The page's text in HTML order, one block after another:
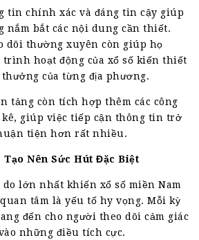
tin chính xác và đáng tin cậy giúp
nắm bắt các nội dung cần thiết.
dõi thường xuyên còn giúp họ
hoạt động của xổ số kiến thiết
của từng địa phương.
tảng còn tích hợp thêm các công
kê, giúp việc tiếp cận thông tin trở
tiện hơn rất nhiều.
Tạo Nên Sức Hút Đặc Biệt
lớn nhất khiến xổ số miền Nam
tâm là yếu tố hy vọng. Mỗi kỳ
đến cho người theo dõi cảm giác
những điều tích cực.